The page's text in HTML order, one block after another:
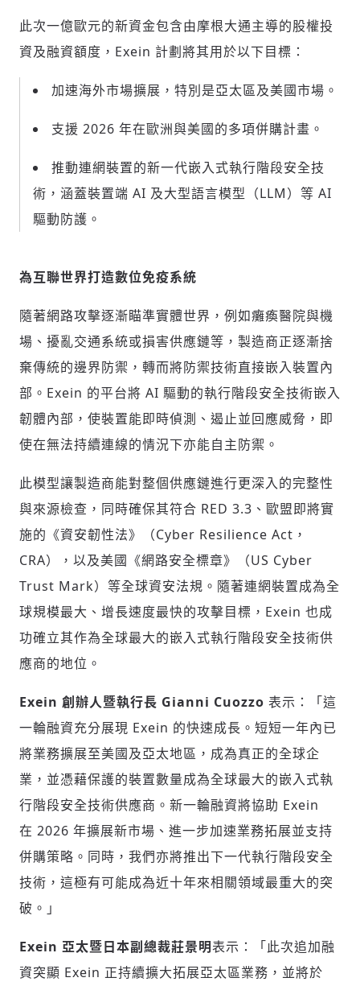
登入或註冊
歡迎您加入《旭時報》
掌握國際政經脈動
參與下一波全球科技革命
輸入 Email 驗證碼
請輸入發送到的驗證碼
(十分鐘內有效)
驗證
此次一億歐元的新資金包含由摩根大通主導的股權投
資及融資額度，Exein 計劃將其用於以下目標：
加速海外市場擴展，特別是亞太區及美國市場。
支援 2026 年在歐洲與美國的多項併購計畫。
推動連網裝置的新一代嵌入式執行階段安全技
術，涵蓋裝置端 AI 及大型語言模型（LLM）等 AI
驅動防護。
為互聯世界打造數位免疫系統
隨著網路攻擊逐漸瞄準實體世界，例如癱瘓醫院與機
場、擾亂交通系統或損害供應鏈等，製造商正逐漸捨
棄傳統的邊界防禦，轉而將防禦技術直接嵌入裝置內
部。Exein 的平台將 AI 驅動的執行階段安全技術嵌入
韌體內部，使裝置能即時偵測、遏止並回應威脅，即
使在無法持續連線的情況下亦能自主防禦。
此模型讓製造商能對整個供應鏈進行更深入的完整性
與來源檢查，同時確保其符合 RED 3.3、歐盟即將實
施的《資安韌性法》（Cyber Resilience Act，
CRA），以及美國《網路安全標章》（US Cyber
Trust Mark）等全球資安法規。隨著連網裝置成為全
球規模最大、增長速度最快的攻擊目標，Exein 也成
功確立其作為全球最大的嵌入式執行階段安全技術供
應商的地位。
Exein 創辦人暨執行長 Gianni Cuozzo 表示：「這
一輪融資充分展現 Exein 的快速成長。短短一年內已
將業務擴展至美國及亞太地區，成為真正的全球企
業，並憑藉保護的裝置數量成為全球最大的嵌入式執
行階段安全技術供應商。新一輪融資將協助 Exein
在 2026 年擴展新市場、進一步加速業務拓展並支持
併購策略。同時，我們亦將推出下一代執行階段安全
技術，這極有可能成為近十年來相關領域最重大的突
破。」
Exein 亞太暨日本副總裁莊景明表示：「此次追加融
資突顯 Exein 正持續擴大拓展亞太區業務，並將於